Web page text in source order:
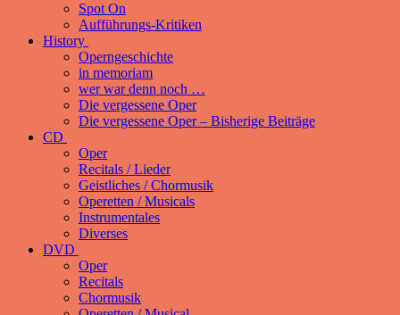
Spot On
Aufführungs-Kritiken
History
Operngeschichte
in memoriam
wer war denn noch …
Die vergessene Oper
Die vergessene Oper – Bisherige Beiträge
CD
Oper
Recitals / Lieder
Geistliches / Chormusik
Operetten / Musicals
Instrumentales
Diverses
DVD
Oper
Recitals
Chormusik